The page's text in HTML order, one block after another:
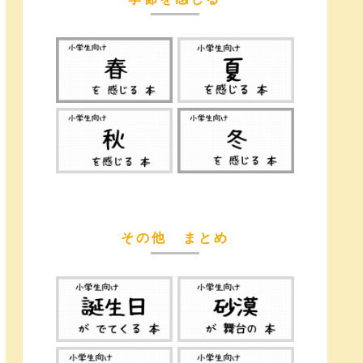
その他 まとめ